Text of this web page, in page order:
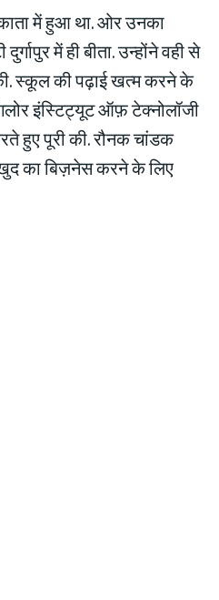
में हुआ था. ओर उनका
में ही बीता. उन्होंने वही से
स्कूल की पढ़ाई खत्म करने के
इंस्टिट्यूट ऑफ़ टेक्नोलॉजी
हुए पूरी की. रौनक चांडक
का बिज़नेस करने के लिए